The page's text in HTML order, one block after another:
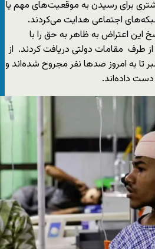
برای رسیدن به موقعیت‌های مهم یا
اجتماعی هدایت می‌کردند.
این اعتراض به ظاهر به حق را با
طرف مقامات دولتی دریافت کردند. از
در روز 8 سپتامبر تا به امروز صدها نفر مجروح شده‌اند و